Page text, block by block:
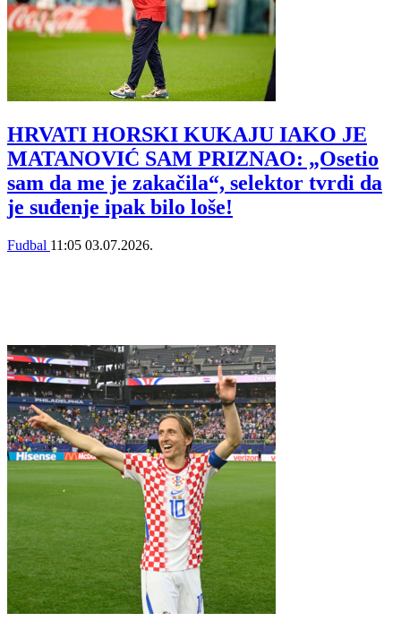
HRVATI HORSKI KUKAJU IAKO JE
MATANOVIĆ SAM PRIZNAO: „Osetio
sam da me je zakačila“, selektor tvrdi da
je suđenje ipak bilo loše!
Fudbal 11:05 03.07.2026.